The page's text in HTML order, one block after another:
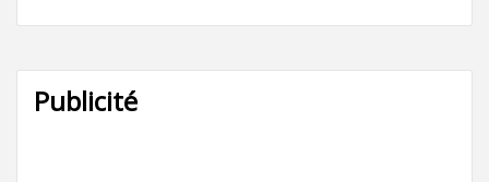
Publicité